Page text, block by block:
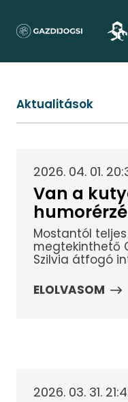
Aktualitások
2026. 04. 01.
Van a
Mostantól
megtekinthető
Szilvia átfogó
ELOLVASOM
2026. 03. 31.